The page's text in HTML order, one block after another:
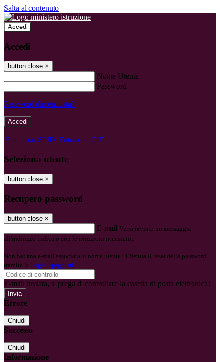
Salta al contenuto
Accedi
Accedi
button close ×
Nome Utente
Password
Password dimenticata?
-
Entra con SPID Entra con CIE
Seleziona utente
button close ×
Recupero password
button close ×
E-mail Verrà inviato un messaggio
all'indirizzo indicato con le istruzioni necessarie.
Non hai una e-mail associata al nome utente? Effettua il reset della password
tramite la Login Spaggiari
E-mail inviata, si prega di controllare la casella di posta elettronica!
Errore
Chiudi
Successo
Chiudi
Informazione